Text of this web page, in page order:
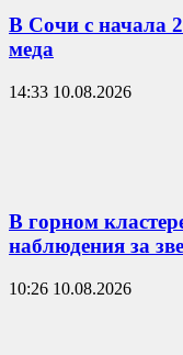
В Сочи с начала
меда
14:33 10.08.2026
В горном
наблюдения за
10:26 10.08.2026